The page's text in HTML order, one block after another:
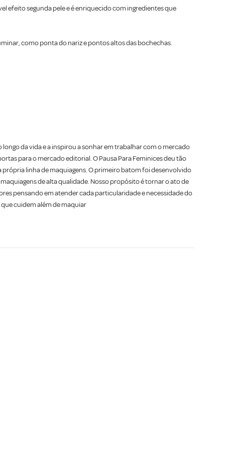
segunda pele e é enriquecido com ingredientes que
como ponta do nariz e pontos altos das bochechas.
da vida e a inspirou a sonhar em trabalhar com o mercado
para o mercado editorial. O Pausa Para Feminices deu tão
própria linha de maquiagens. O primeiro batom foi desenvolvido
de alta qualidade. Nosso propósito é tornar o ato de
pensando em atender cada particularidade e necessidade do
cuidem além de maquiar